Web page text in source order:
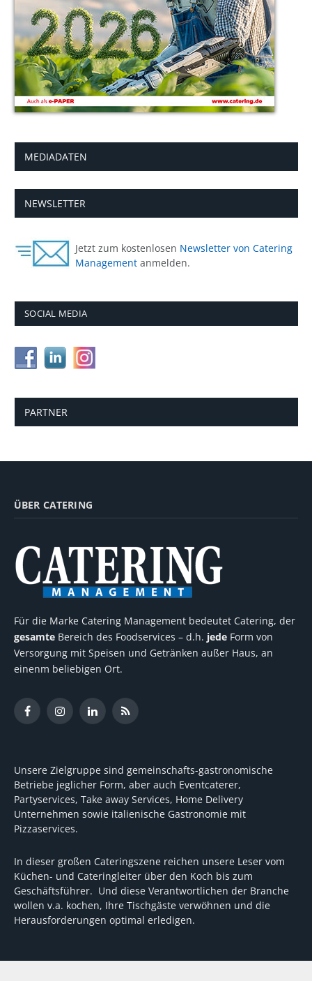
MEDIADATEN
NEWSLETTER
Jetzt zum kostenlosen Newsletter von Catering
Management anmelden.
SOCIAL MEDIA
PARTNER
ÜBER CATERING
Für die Marke Catering Management bedeutet Catering, der
gesamte Bereich des Foodservices – d.h. jede Form von
Versorgung mit Speisen und Getränken außer Haus, an
einenm beliebigen Ort.
FacebookInstagramLinkedInRSS
Unsere Zielgruppe sind gemeinschafts-gastronomische
Betriebe jeglicher Form, aber auch Eventcaterer,
Partyservices, Take away Services, Home Delivery
Unternehmen sowie italienische Gastronomie mit
Pizzaservices.
In dieser großen Cateringszene reichen unsere Leser vom
Küchen- und Cateringleiter über den Koch bis zum
Geschäftsführer. Und diese Verantwortlichen der Branche
wollen v.a. kochen, Ihre Tischgäste verwöhnen und die
Herausforderungen optimal erledigen.